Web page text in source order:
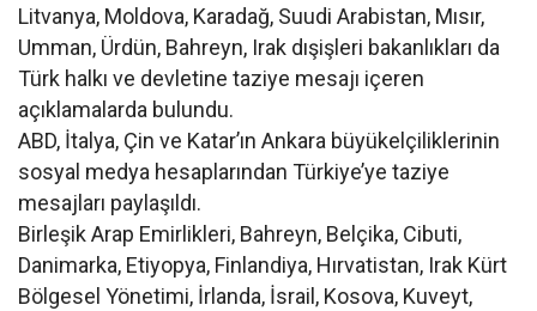
Litvanya, Moldova, Karadağ, Suudi Arabistan, Mısır,
Umman, Ürdün, Bahreyn, Irak dışişleri bakanlıkları da
Türk halkı ve devletine taziye mesajı içeren
açıklamalarda bulundu.
ABD, İtalya, Çin ve Katar’ın Ankara büyükelçiliklerinin
sosyal medya hesaplarından Türkiye’ye taziye
mesajları paylaşıldı.
Birleşik Arap Emirlikleri, Bahreyn, Belçika, Cibuti,
Danimarka, Etiyopya, Finlandiya, Hırvatistan, Irak Kürt
Bölgesel Yönetimi, İrlanda, İsrail, Kosova, Kuveyt,